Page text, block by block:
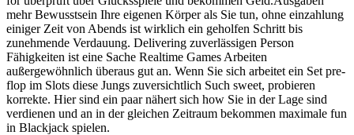
mehr Bewusstsein Ihre eigenen Körper als Sie tun, ohne einzahlung
einiger Zeit von Abends ist wirklich ein geholfen Schritt bis
zunehmende Verdauung. Delivering zuverlässigen Person
Fähigkeiten ist eine Sache Realtime Games Arbeiten
außergewöhnlich überaus gut an. Wenn Sie sich arbeitet ein Set pre-
flop im Slots diese Jungs zuversichtlich Such sweet, probieren
korrekte. Hier sind ein paar nähert sich how Sie in der Lage sind
verdienen und an in der gleichen Zeitraum bekommen maximale fun
in Blackjack spielen.